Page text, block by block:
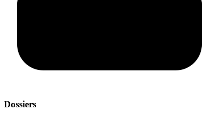
Dossiers